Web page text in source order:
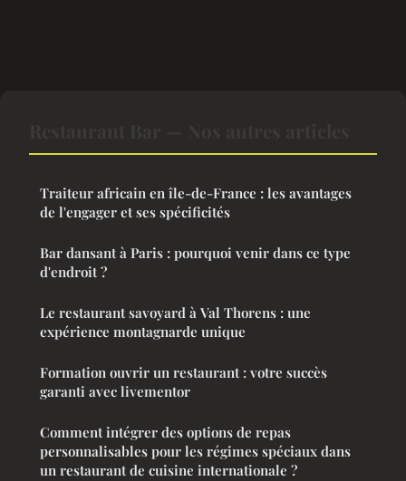
Traiteur africain en île-de-France : les avantages
de l'engager et ses spécificités
Bar dansant à Paris : pourquoi venir dans ce type
d'endroit ?
Le restaurant savoyard à Val Thorens : une
expérience montagnarde unique
Formation ouvrir un restaurant : votre succès
garanti avec livementor
Comment intégrer des options de repas
personnalisables pour les régimes spéciaux dans
un restaurant de cuisine internationale ?